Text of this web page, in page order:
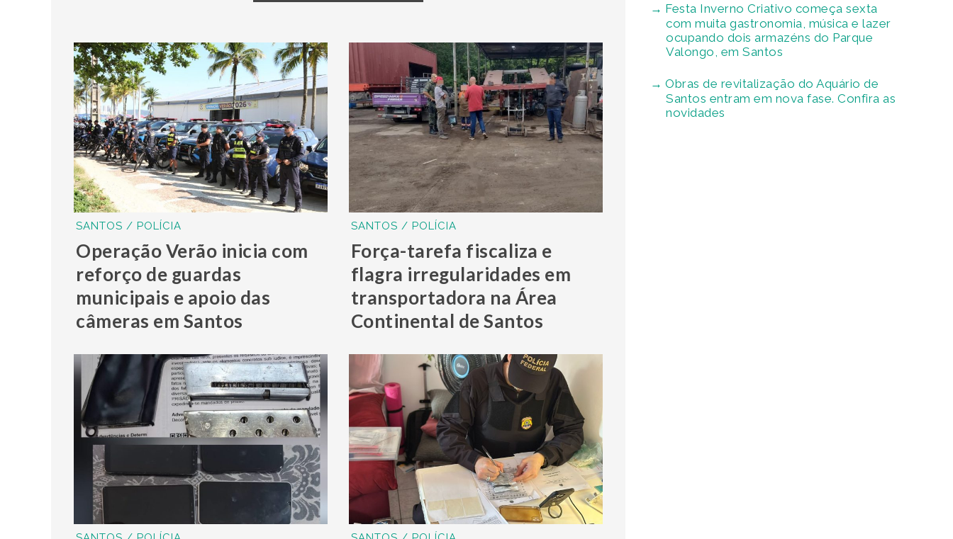
SANTOS / POLÍCIA
Operação Verão inicia com
reforço de guardas
municipais e apoio das
câmeras em Santos
SANTOS / POLÍCIA
Força-tarefa fiscaliza e
flagra irregularidades em
transportadora na Área
Continental de Santos
Festa Inverno Criativo começa sexta
com muita gastronomia, música e lazer
ocupando dois armazéns do Parque
Valongo, em Santos
Obras de revitalização do Aquário de
Santos entram em nova fase. Confira as
novidades